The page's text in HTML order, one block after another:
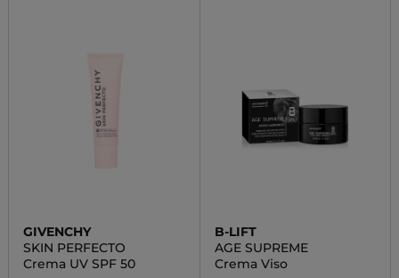
GIVENCHY
SKIN PERFECTO
Crema UV SPF 50
B-LIFT
AGE SUPREME
Crema Viso